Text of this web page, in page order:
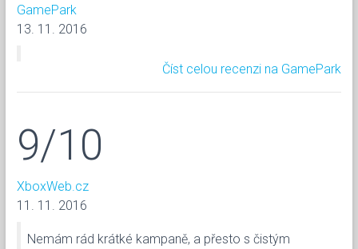
GamePark
13. 11. 2016
Číst celou recenzi na GamePark
9/10
XboxWeb.cz
11. 11. 2016
Nemám rád krátké kampaně, a přesto s čistým